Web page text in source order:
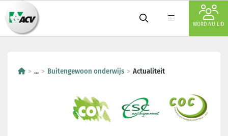
WORD NU LID
... Buitengewoon onderwijs Actualiteit